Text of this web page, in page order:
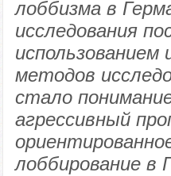
лоббизма в
исследования
методов
стало
агрессивный
лоббирование в